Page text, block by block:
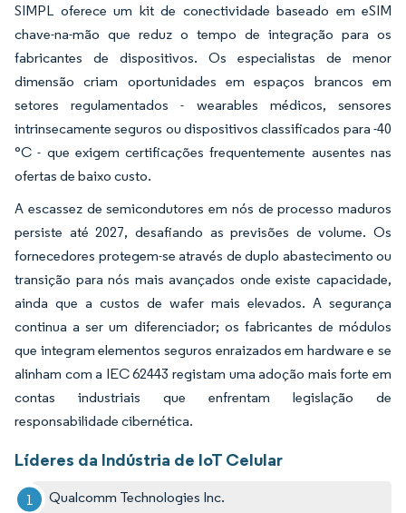
SIMPL oferece um kit de conectividade baseado em eSIM
chave-na-mão que reduz o tempo de integração para os
fabricantes de dispositivos. Os especialistas de menor
dimensão criam oportunidades em espaços brancos em
setores regulamentados - wearables médicos, sensores
intrinsecamente seguros ou dispositivos classificados para -40
°C - que exigem certificações frequentemente ausentes nas
ofertas de baixo custo.
A escassez de semicondutores em nós de processo maduros
persiste até 2027, desafiando as previsões de volume. Os
fornecedores protegem-se através de duplo abastecimento ou
transição para nós mais avançados onde existe capacidade,
ainda que a custos de wafer mais elevados. A segurança
continua a ser um diferenciador; os fabricantes de módulos
que integram elementos seguros enraizados em hardware e se
alinham com a IEC 62443 registam uma adoção mais forte em
contas industriais que enfrentam legislação de
responsabilidade cibernética.
Líderes da Indústria de IoT Celular
Qualcomm Technologies Inc.